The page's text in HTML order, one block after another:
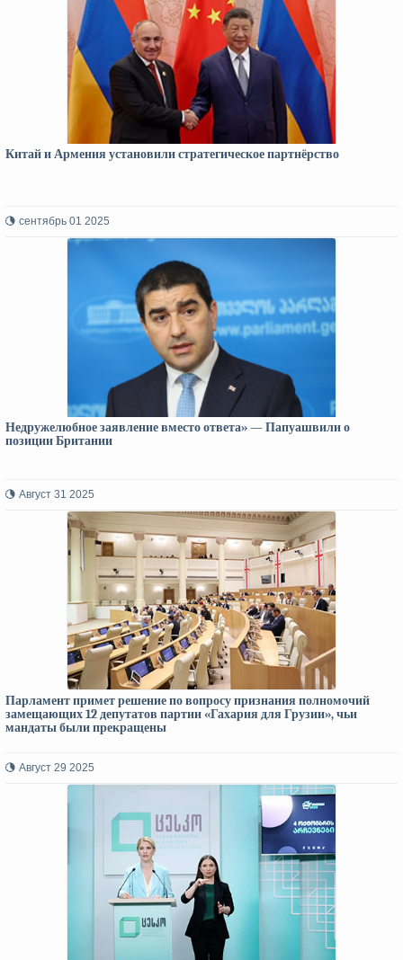
Китай и Армения установили стратегическое партнёрство
сентябрь 01 2025
Недружелюбное заявление вместо ответа» — Папуашвили о
позиции Британии
Август 31 2025
Парламент примет решение по вопросу признания полномочий
замещающих 12 депутатов партии «Гахария для Грузии», чьи
мандаты были прекращены
Август 29 2025